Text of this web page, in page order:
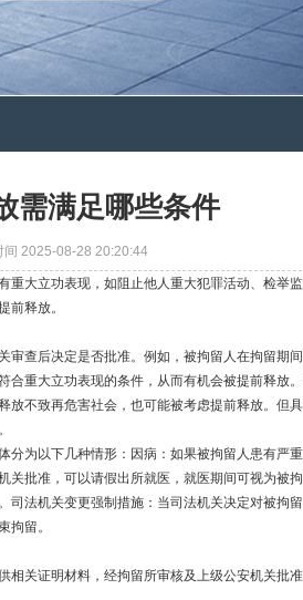
需满足哪些条件
间 2025-08-28 20:20:44
重大立功表现，如阻止他人重大犯罪活动、检举
前释放。
审查后决定是否批准。例如，被拘留人在拘留期
合重大立功表现的条件，从而有机会被提前释放
放不致再危害社会，也可能被考虑提前释放。但
分为以下几种情形：因病：如果被拘留人患有严
关批准，可以请假出所就医，就医期间可视为被
司法机关变更强制措施：当司法机关决定对被拘
拘留。
相关证明材料，经拘留所审核及上级公安机关批